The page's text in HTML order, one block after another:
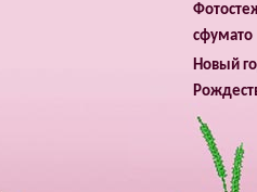
сфумато
Новый